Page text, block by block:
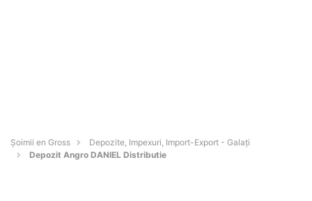
Șoimii en Gross
Depozite, Impexuri, Import-Export - Galaţi
Depozit Angro DANIEL Distributie